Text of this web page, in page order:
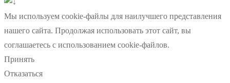
Мы используем cookie-файлы для наилучшего представления
нашего сайта. Продолжая использовать этот сайт, вы
соглашаетесь с использованием cookie-файлов.
Принять
Отказаться